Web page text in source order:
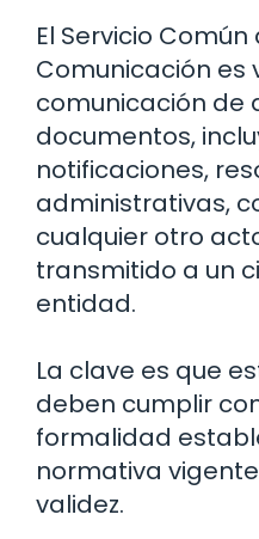
El Servicio
Comunicación es
comunicación de
documentos,
notificaciones,
administrativas,
cualquier otro
transmitido a un
entidad.
La clave es que
deben cumplir
formalidad
normativa
validez.